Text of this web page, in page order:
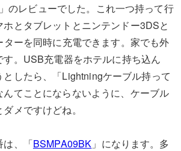
のレビューでした。これ一つ持って行
とタブレットとニンテンドー3DSと
ーを同時に充電できます。家でも外
。USB充電器をホテルに持ち込ん
したら、「Lightningケーブル持って
んてことにならないように、ケーブル
メですけどね。
は、「BSMPA09BK 」になります。多